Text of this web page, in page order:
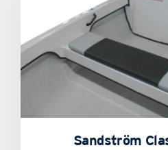
Sandström